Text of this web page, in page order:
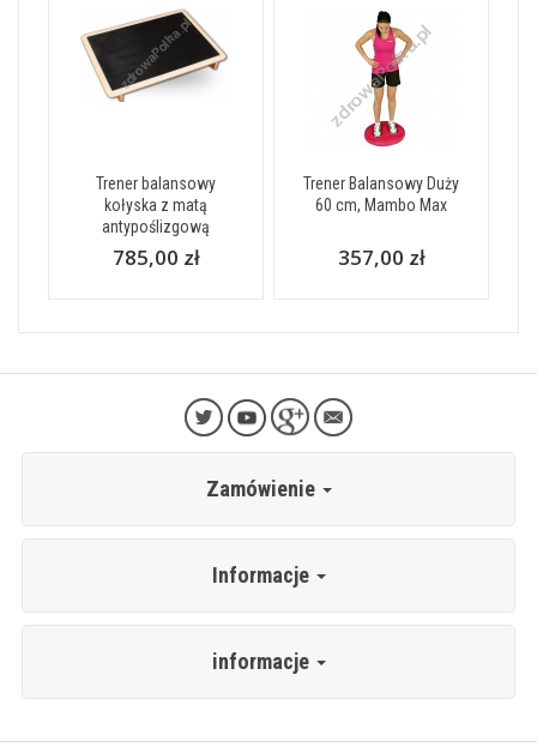
Trener balansowy
kołyska z matą
antypoślizgową
785,00 zł
Trener Balansowy Duży
60 cm, Mambo Max
357,00 zł
Zamówienie
Informacje
informacje